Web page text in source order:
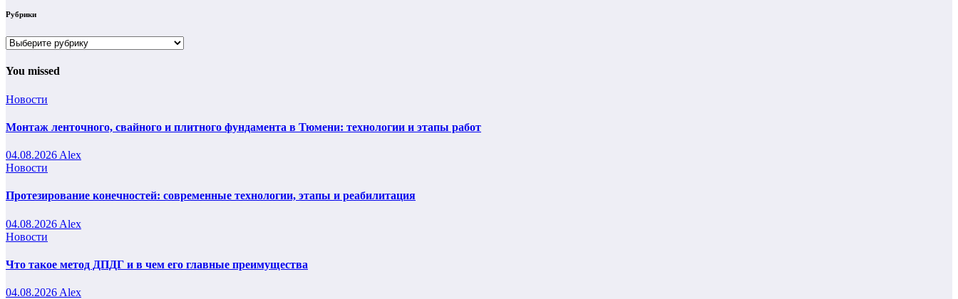
Рубрики
Рубрики
You missed
Новости
Монтаж ленточного, свайного и плитного фундамента в Тюмени: технологии и этапы работ
04.08.2026 Alex
Новости
Протезирование конечностей: современные технологии, этапы и реабилитация
04.08.2026 Alex
Новости
Что такое метод ДПДГ и в чем его главные преимущества
04.08.2026 Alex